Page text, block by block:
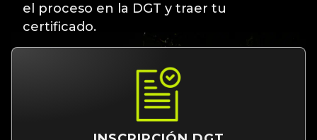
el proceso en la DGT y traer tu
certificado.